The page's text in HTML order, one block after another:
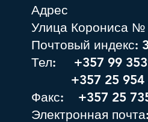
Адрес
Улица Корониса №
Почтовый индекс:
Тел: +357 99
+357 25 954
Факс: +357 25
Электронная